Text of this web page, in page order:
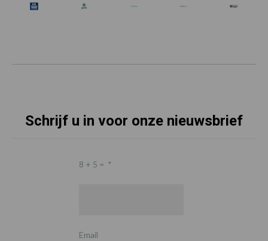
Schrijf u in voor onze nieuwsbrief
8 + 5 = *
Email